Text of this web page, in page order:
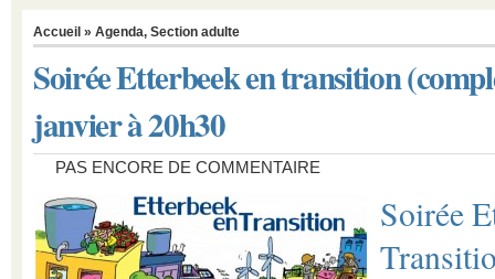
Accueil » Agenda, Section adulte
Soirée Etterbeek en transition
janvier à 20h30
PAS ENCORE DE COMMENTAIRE
Soirée